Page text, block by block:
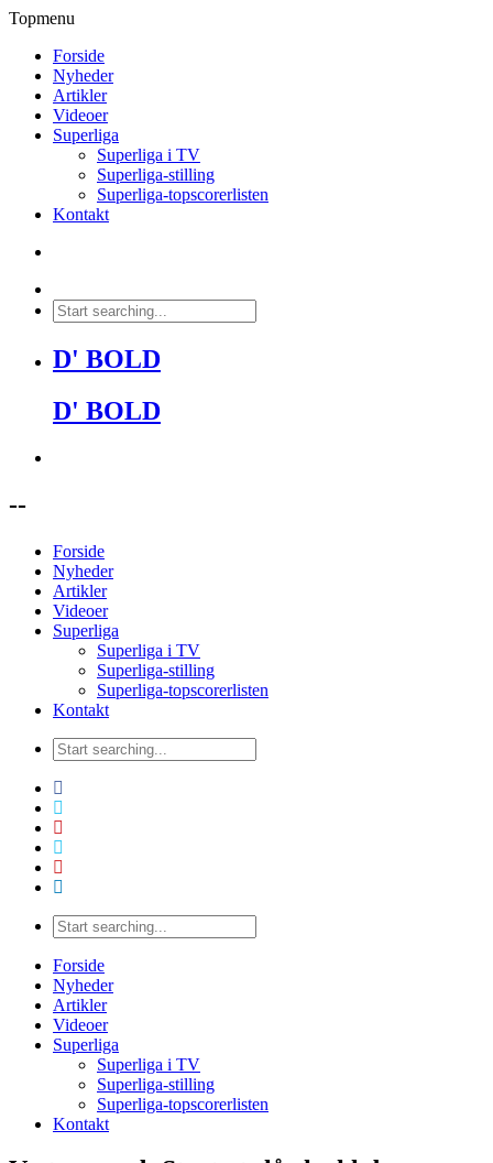
Topmenu
Forside
Nyheder
Artikler
Videoer
Superliga
Superliga i TV
Superliga-stilling
Superliga-topscorerlisten
Kontakt
D' BOLD
D' BOLD
--
Forside
Nyheder
Artikler
Videoer
Superliga
Superliga i TV
Superliga-stilling
Superliga-topscorerlisten
Kontakt
Forside
Nyheder
Artikler
Videoer
Superliga
Superliga i TV
Superliga-stilling
Superliga-topscorerlisten
Kontakt